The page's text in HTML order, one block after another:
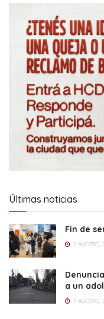
Últimas noticias
Fin de
7 AGOSTO,
a un
7 AGOSTO,